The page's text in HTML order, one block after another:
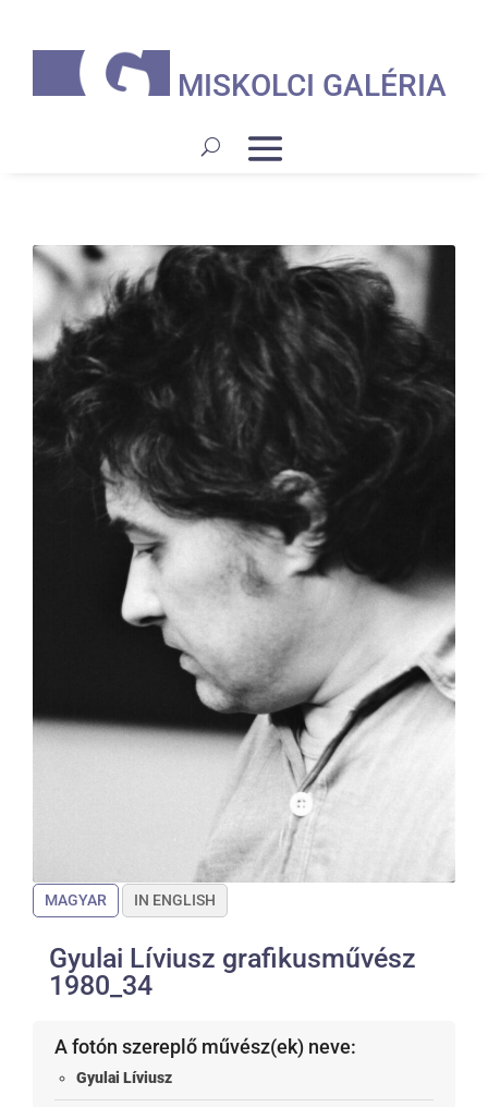
MISKOLCI GALÉRIA
MAGYAR IN ENGLISH
Gyulai Líviusz grafikusművész
1980_34
A fotón szereplő művész(ek) neve:
Gyulai Líviusz